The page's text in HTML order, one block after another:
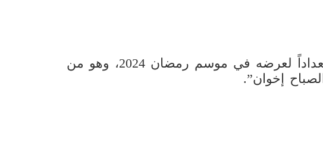
كما بدأ تصوير مسلسل “تاج” استعداداً لعرضه في موسم رمضان 2024، وهو من
إخوان”.